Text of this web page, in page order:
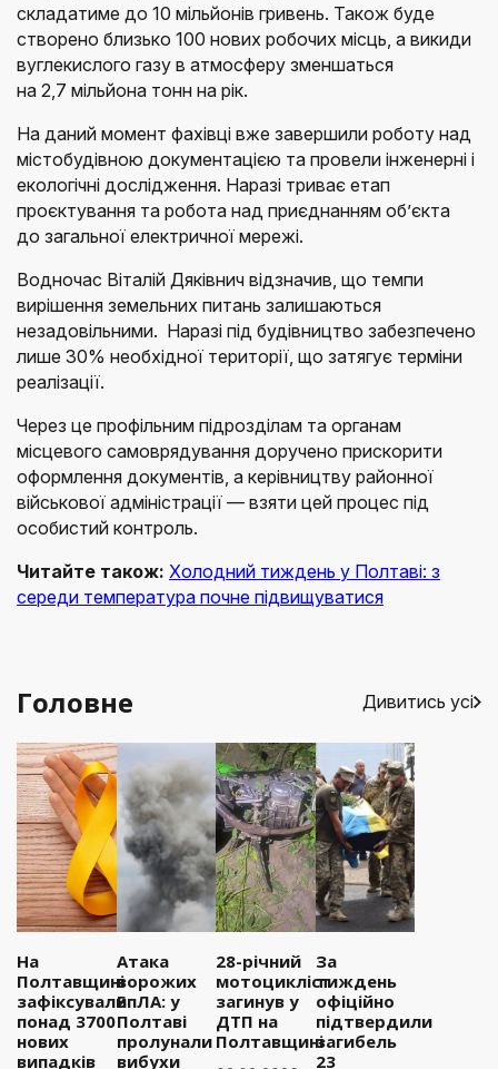
складатиме до 10 мільйонів гривень. Також буде
створено близько 100 нових робочих місць, а викиди
вуглекислого газу в атмосферу зменшаться
на 2,7 мільйона тонн на рік.
На даний момент фахівці вже завершили роботу над
містобудівною документацією та провели інженерні і
екологічні дослідження. Наразі триває етап
проєктування та робота над приєднанням об’єкта
до загальної електричної мережі.
Водночас Віталій Дяківнич відзначив, що темпи
вирішення земельних питань залишаються
незадовільними. Наразі під будівництво забезпечено
лише 30% необхідної території, що затягує терміни
реалізації.
Через це профільним підрозділам та органам
місцевого самоврядування доручено прискорити
оформлення документів, а керівництву районної
військової адміністрації — взяти цей процес під
особистий контроль.
Читайте також: Холодний тиждень у Полтаві: з
середи температура почне підвищуватися
Головне Дивитись усі
На
Полтавщині
зафіксували
понад 3700
нових
випадків
Атака
ворожих
БпЛА: у
Полтаві
пролунали
вибухи
28-річний
мотоцикліст
загинув у
ДТП на
Полтавщині
За
тиждень
офіційно
підтвердили
загибель
23